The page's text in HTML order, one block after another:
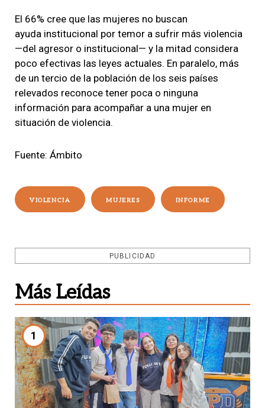
El 66% cree que las mujeres no buscan
ayuda institucional por temor a sufrir más violencia
—del agresor o institucional— y la mitad considera
poco efectivas las leyes actuales. En paralelo, más
de un tercio de la población de los seis países
relevados reconoce tener poca o ninguna
información para acompañar a una mujer en
situación de violencia.
Fuente: Ámbito
VIOLENCIA MUJERES INFORME
PUBLICIDAD
Más Leídas
1